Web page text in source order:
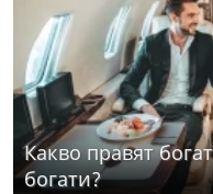
Какво правят
богати?